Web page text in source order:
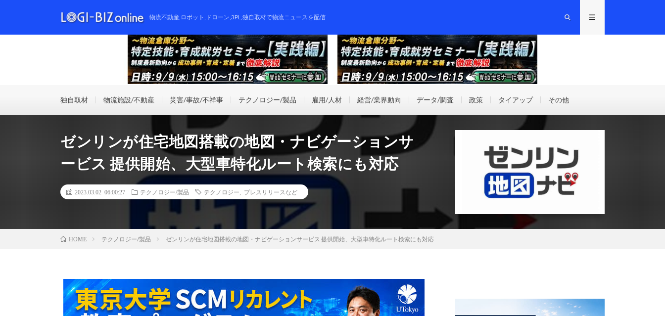
物流不動産,ロボット,ドローン,3PL,独自取材で物流ニュースを配信
独自取材 物流施設/不動産 災害/事故/不祥事 テクノロジー/製品 雇用/人材 経営/業界動向 データ/調査 政策 タイアップ その他
ゼンリンが住宅地図搭載の地図・ナビゲーションサ
ービス 提供開始、大型車特化ルート検索にも対応
2023.03.02 06:00:27 テクノロジー/製品 テクノロジー プレスリリースなど
HOME テクノロジー/製品 ゼンリンが住宅地図搭載の地図・ナビゲーションサービス 提供開始、大型車特化ルート検索にも対応